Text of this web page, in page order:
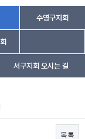
수영구지회
서구지회 오시는 길
목록